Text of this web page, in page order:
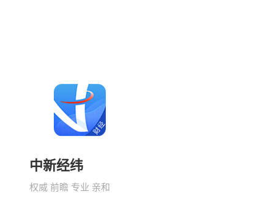
中新经纬
权威 前瞻 专业 亲和